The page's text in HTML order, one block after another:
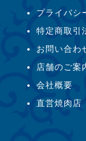
プライバシ
特定商取引
お問い合わ
店舗のご案
会社概要
直営焼肉店